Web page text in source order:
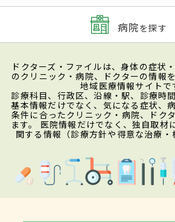
病院を探す
ドクターズ・ファイルは、身体の症状
のクリニック・病院、ドクターの情報
地域医療情報サイトで
診療科目、行政区、沿線・駅、診療時
基本情報だけでなく、気になる症状、
条件に合ったクリニック・病院、ドク
ます。 医院情報だけでなく、独自取材
関する情報（診療方針や得意な治療・